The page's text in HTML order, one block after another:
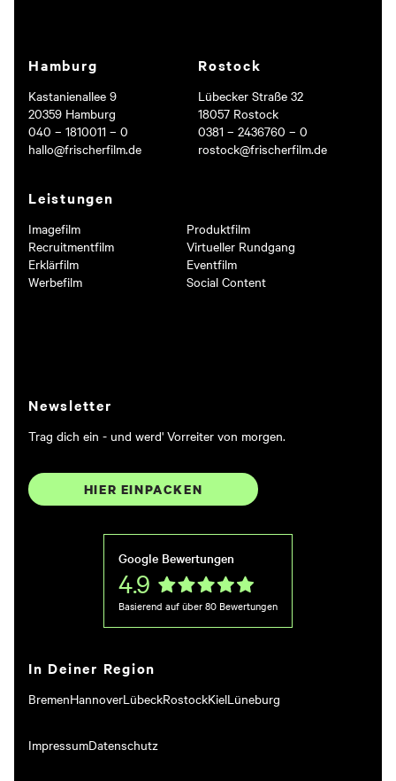
Hamburg
Kastanienallee 9
20359 Hamburg
040 – 1810011 – 0
hallo@frischerfilm.de
Rostock
Lübecker Straße 32
18057 Rostock
0381 – 2436760 – 0
rostock@frischerfilm.de
Leistungen
Imagefilm
Recruitmentfilm
Erklärfilm
Werbefilm
Produktfilm
Virtueller Rundgang
Eventfilm
Social Content
Newsletter
Trag dich ein - und werd' Vorreiter von morgen.
HIER EINPACKEN
In Deiner Region
BremenHannoverLübeckRostockKielLüneburg
ImpressumDatenschutz
Google Bewertungen
4.9
Basierend auf über80 Bewertungen